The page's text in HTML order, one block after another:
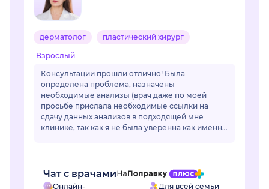
дерматолог пластический хирург
Взрослый
Консультации прошли отлично! Была
определена проблема, назначены
необходимые анализы (врач даже по моей
просьбе прислала необходимые ссылки на
сдачу данных анализов в подходящей мне
клинике, так как я не была уверенна как именно
Чат с врачами
Онлайн-
Для всей семьи